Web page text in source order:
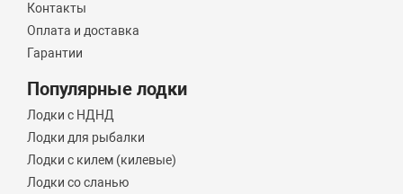
Контакты
Оплата и доставка
Гарантии
Популярные лодки
Лодки с НДНД
Лодки для рыбалки
Лодки с килем (килевые)
Лодки со сланью